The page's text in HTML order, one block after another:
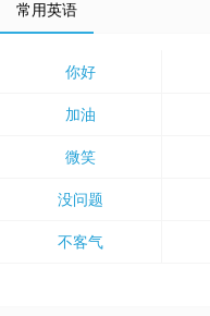
常用英语
你好
加油
微笑
没问题
不客气